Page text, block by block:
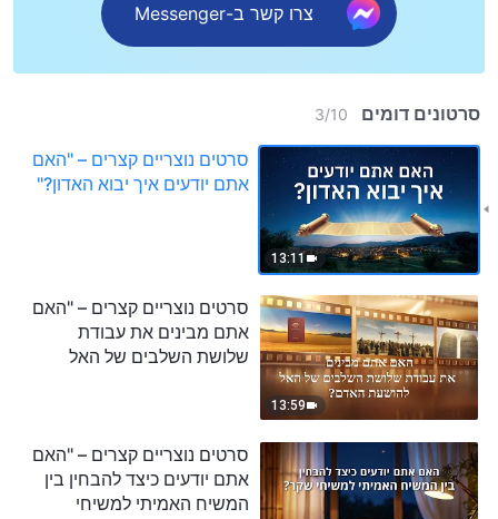
צרו קשר ב-Messenger
סרטונים דומים 3/10
13:11
סרטים נוצריים קצרים – "האם
אתם יודעים איך יבוא האדון?"
13:59
סרטים נוצריים קצרים – "האם
אתם מבינים את עבודת
שלושת השלבים של האל
סרטים נוצריים קצרים – "האם
אתם יודעים כיצד להבחין בין
המשיח האמיתי למשיחי